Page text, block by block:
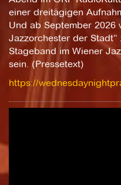
einer dreitägigen
Und ab September 2026
Jazzorchester der
Stageband im Wiener
sein. (Pressetext)
https://